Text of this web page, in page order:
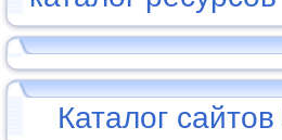
Каталог